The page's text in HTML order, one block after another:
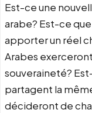
Est-ce une
arabe? Est-ce
apporter un réel
Arabes
souveraineté?
partagent la
décideront de